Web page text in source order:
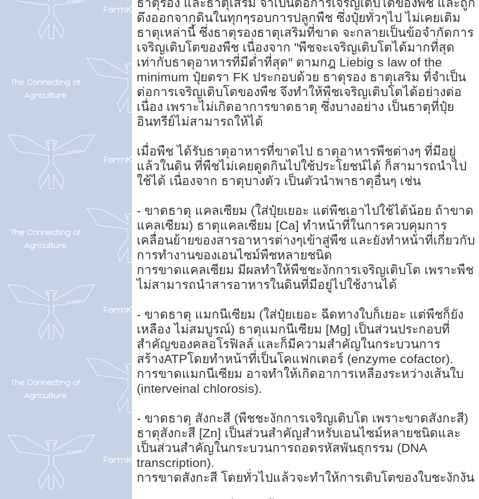
ดึงออกจากดินในทุกๆรอบการปลูกพืช ซึ่งปุ๋ยทั่วๆไป ไม่เคยเติม
ธาตุเหล่านี้ ซึ่งธาตุรองธาตุเสริมที่ขาด จะกลายเป็นข้อจำกัดการ
เจริญเติบโตของพืช เนื่องจาก "พืชจะเจริญเติบโตได้มากที่สุด
เท่ากับธาตุอาหารที่มีต่ำที่สุด" ตามกฎ Liebig s law of the
minimum ปุ๋ยตรา FK ประกอบด้วย ธาตุรอง ธาตุเสริม ที่จำเป็น
ต่อการเจริญเติบโตของพืช จึงทำให้พืชเจริญเติบโตได้อย่างต่อ
เนื่อง เพราะไม่เกิดอาการขาดธาตุ ซึ่งบางอย่าง เป็นธาตุที่ปุ๋ย
อินทรีย์ไม่สามารถให้ได้
เมื่อพืช ได้รับธาตุอาหารที่ขาดไป ธาตุอาหารพืชต่างๆ ที่มีอยู่
แล้วในดิน ที่พืชไม่เคยดูดกินไปใช้ประโยชน์ได้ ก็สามารถนำไป
ใช้ได้ เนื่องจาก ธาตุบางตัว เป็นตัวนำพาธาตุอื่นๆ เช่น
- ขาดธาตุ แคลเซียม (ใส่ปุ๋ยเยอะ แต่พืชเอาไปใช้ได้น้อย ถ้าขาด
แคลเซียม) ธาตุแคลเซียม [Ca] ทำหน้าที่ในการควบคุมการ
เคลื่อนย้ายของสารอาหารต่างๆเข้าสู่พืช และยังทำหน้าที่เกี่ยวกับ
การทำงานของเอนไซม์พืชหลายชนิด
การขาดแคลเซียม มีผลทำให้พืชชะงักการเจริญเติบโต เพราะพืช
ไม่สามารถนำสารอาหารในดินที่มีอยู่ไปใช้งานได้
- ขาดธาตุ แมกนีเซียม (ใส่ปุ๋ยเยอะ ฉีดทางใบก็เยอะ แต่พืชก็ยัง
เหลือง ไม่สมบูรณ์) ธาตุแมกนีเซียม [Mg] เป็นส่วนประกอบที่
สำคัญของคลอโรฟิลล์ และก็มีความสำคัญในกระบวนการ
สร้างATPโดยทำหน้าที่เป็นโคแฟกเตอร์ (enzyme cofactor).
การขาดแมกนีเซียม อาจทำให้เกิดอาการเหลืองระหว่างเส้นใบ
(interveinal chlorosis).
- ขาดธาตุ สังกะสี (พืชชะงักการเจริญเติบโต เพราะขาดสังกะสี)
ธาตุสังกะสี [Zn] เป็นส่วนสำคัญสำหรับเอนไซม์หลายชนิดและ
เป็นส่วนสำคัญในกระบวนการถอดรหัสพันธุกรรม (DNA
transcription).
การขาดสังกะสี โดยทั่วไปแล้วจะทำให้การเติบโตของใบชะงักงัน